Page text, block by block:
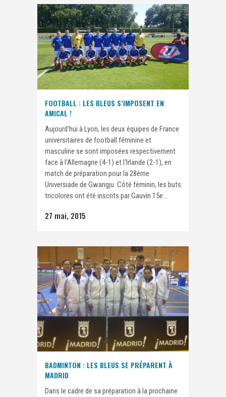
FOOTBALL : LES BLEUS S’IMPOSENT EN
AMICAL !
Aujourd'hui à Lyon, les deux équipes de France
universitaires de football féminine et
masculine se sont imposées respectivement
face à l'Allemagne (4-1) et l'Irlande (2-1), en
match de préparation pour la 28ème
Universiade de Gwangju. Côté féminin, les buts
tricolores ont été inscrits par Gauvin 15e...
27 mai, 2015
BADMINTON : LES BLEUS SE PRÉPARENT À
MADRID
Dans le cadre de sa préparation à la prochaine